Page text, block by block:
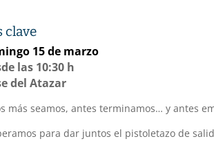
clave
15 de marzo
las 10:30 h
del Atazar
más seamos, antes terminamos… y antes
para dar juntos el pistoletazo de